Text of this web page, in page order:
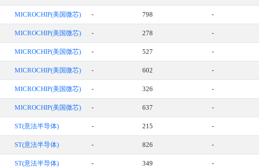
MICROCHIP(美国微芯) - 798 -
MICROCHIP(美国微芯) - 278 -
MICROCHIP(美国微芯) - 527 -
MICROCHIP(美国微芯) - 602 -
MICROCHIP(美国微芯) - 326 -
MICROCHIP(美国微芯) - 637 -
ST(意法半导体) - 215 -
ST(意法半导体) - 826 -
ST(意法半导体) - 349 -